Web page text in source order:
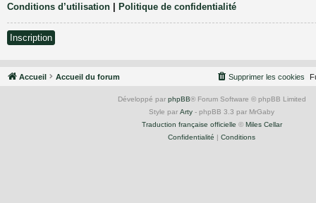
Conditions d’utilisation | Politique de confidentialité
Inscription
Accueil Accueil du forum Supprimer les cookies
Développé par phpBB® Forum Software © phpBB Limited
Style par Arty - phpBB 3.3 par MrGaby
Traduction française officielle © Miles Cellar
Confidentialité | Conditions